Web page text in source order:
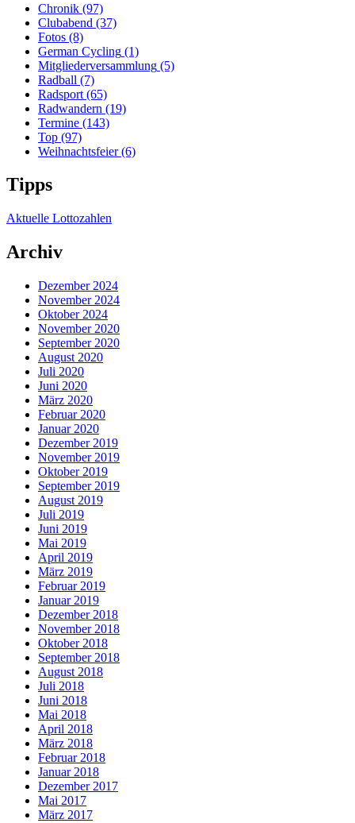
Chronik (97)
Clubabend (37)
Fotos (8)
German Cycling (1)
Mitgliederversammlung (5)
Radball (7)
Radsport (65)
Radwandern (19)
Termine (143)
Top (97)
Weihnachtsfeier(6)
Tipps
Aktuelle Lottozahlen
Archiv
Dezember 2024
November 2024
Oktober 2024
November 2020
September 2020
August 2020
Juli 2020
Juni 2020
März 2020
Februar 2020
Januar 2020
Dezember 2019
November 2019
Oktober 2019
September 2019
August 2019
Juli 2019
Juni 2019
Mai 2019
April 2019
März 2019
Februar 2019
Januar 2019
Dezember 2018
November 2018
Oktober 2018
September 2018
August 2018
Juli 2018
Juni 2018
Mai 2018
April 2018
März 2018
Februar 2018
Januar 2018
Dezember 2017
Mai 2017
März 2017